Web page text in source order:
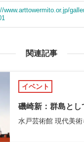
www.arttowermito.or.jp/
関連記事
イベント
磯崎新：群島とし
水戸芸術館 現代美